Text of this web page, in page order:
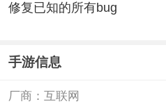
修复已知的所有bug
手游信息
厂商： 互联网